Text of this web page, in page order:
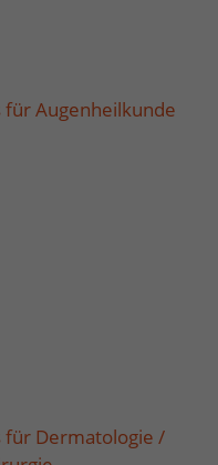
für Augenheilkunde
für Dermatologie /